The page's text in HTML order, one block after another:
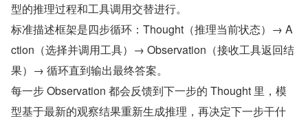
型的推理过程和工具调用交替进行。
标准描述框架是四步循环：Thought（推理当前状态）→ A
ction（选择并调用工具）→ Observation（接收工具返回结
果）→ 循环直到输出最终答案。
每一步 Observation 都会反馈到下一步的 Thought 里，模
型基于最新的观察结果重新生成推理，再决定下一步干什